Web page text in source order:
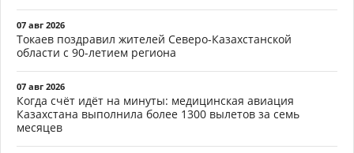
07 авг 2026
Токаев поздравил жителей Северо-Казахстанской
области с 90-летием региона
07 авг 2026
Когда счёт идёт на минуты: медицинская авиация
Казахстана выполнила более 1300 вылетов за семь
месяцев